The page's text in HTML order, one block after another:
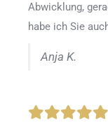
Abwicklung,
habe ich Sie
Anja K.